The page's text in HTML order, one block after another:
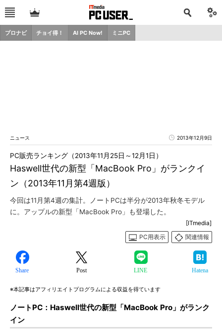
プロナビ チョイ得！ AI PC Now! ミニPC
ニュース 2013年12月9日
Haswell世代の新型「MacBook Pro」がランクイ
ン（2013年11月第4週版）
PC販売ランキング（2013年11月25日～12月1日）
今回は11月第4週の集計。ノートPCは半分が2013年秋冬モデル
に。アップルの新型「MacBook Pro」も登場した。
[ITmedia]
PC用表示
関連情報
Share Post LINE Hatena
※本記事はアフィリエイトプログラムによる収益を得ています
ノートPC：Haswell世代の新型「MacBook Pro」がランク
イン